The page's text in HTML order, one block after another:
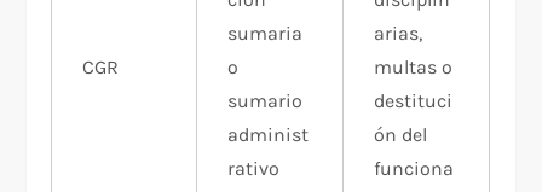
CGR
sumaria
o
sumario
administ
rativo
arias,
multas o
destituci
ón del
funciona